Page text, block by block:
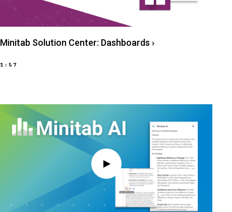
Minitab Solution Center: Dashboards ›
1:57